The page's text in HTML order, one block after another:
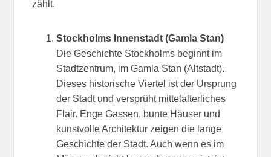
zählt.
Stockholms Innenstadt (Gamla Stan)
Die Geschichte Stockholms beginnt im
Stadtzentrum, im Gamla Stan (Altstadt).
Dieses historische Viertel ist der Ursprung
der Stadt und versprüht mittelalterliches
Flair. Enge Gassen, bunte Häuser und
kunstvolle Architektur zeigen die lange
Geschichte der Stadt. Auch wenn es im